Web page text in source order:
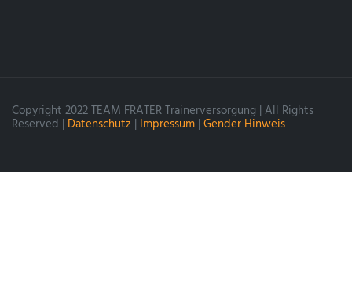
Copyright 2022 TEAM FRATER Trainerversorgung | All Rights
Reserved | Datenschutz | Impressum | Gender Hinweis